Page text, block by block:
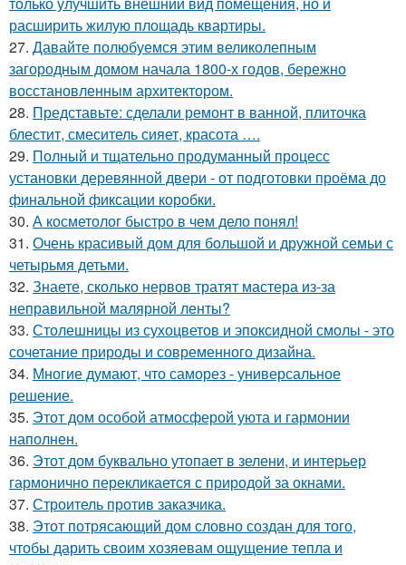
расширить жилую площадь квартиры.
27. Давайте полюбуемся этим великолепным
загородным домом начала 1800-х годов, бережно
восстановленным архитектором.
28. Представьте: сделали ремонт в ванной, плиточка
блестит, смеситель сияет, красота ….
29. Полный и тщательно продуманный процесс
установки деревянной двери - от подготовки проёма до
финальной фиксации коробки.
30. А косметолог быстро в чем дело понял!
31. Очень красивый дом для большой и дружной семьи с
четырьмя детьми.
32. Знаете, сколько нервов тратят мастера из-за
неправильной малярной ленты?
33. Столешницы из сухоцветов и эпоксидной смолы - это
сочетание природы и современного дизайна.
34. Многие думают, что саморез - универсальное
решение.
35. Этот дом особой атмосферой уюта и гармонии
наполнен.
36. Этот дом буквально утопает в зелени, и интерьер
гармонично перекликается с природой за окнами.
37. Строитель против заказчика.
38. Этот потрясающий дом словно создан для того,
чтобы дарить своим хозяевам ощущение тепла и